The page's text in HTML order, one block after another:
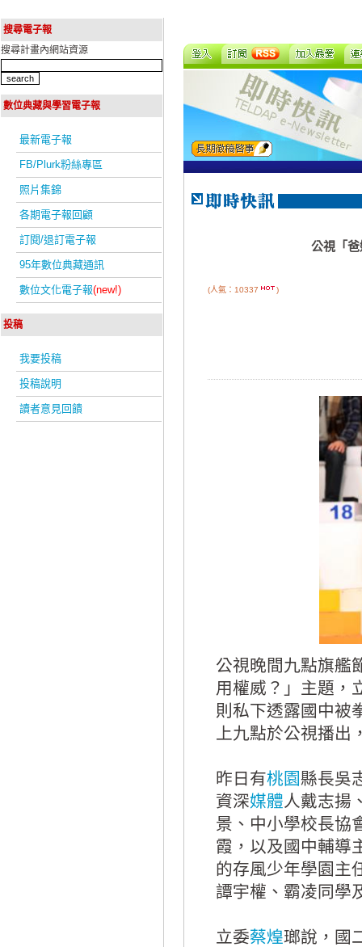
搜尋電子報
搜尋計畫內網站資源
數位典藏與學習電子報
最新電子報
FB/Plurk粉絲專區
照片集錦
各期電子報回顧
訂閱/退訂電子報
95年數位典藏通訊
數位文化電子報(new!)
投稿
我要投稿
投稿說明
讀者意見回饋
公視「
(人氣：10337 )
公視晚間九點旗艦
用權威？」主題，
則私下透露國中被
上九點於公視播
昨日有桃園縣長吳
資深媒體人戴志揚
景、中小學校長協
霞，以及國中輔導
的存風少年學園主
譚宇權、霸凌同學
立委蔡煌瑯說，國